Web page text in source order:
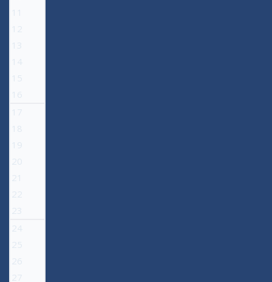
11
12
13
14
15
16
17
18
19
20
21
22
23
24
25
26
27